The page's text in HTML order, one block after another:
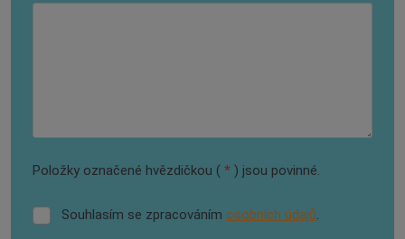
Položky označené hvězdičkou ( * ) jsou povinné.
Souhlasím
Souhlasím se zpracováním osobních údajů.